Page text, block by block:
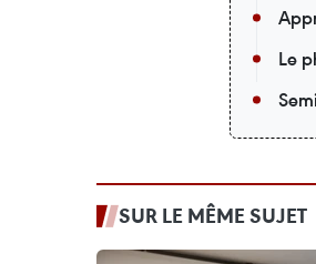
Le
SUR LE MÊME SUJET